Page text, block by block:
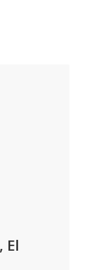
El